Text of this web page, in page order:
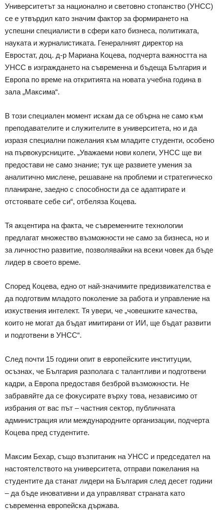
Университетът за национално и световно стопанство (УНСС)
се е утвърдил като значим фактор за формирането на
успешни специалисти в сфери като бизнеса, политиката,
науката и журналистиката. Генералният директор на
Евростат, доц. д-р Мариана Коцева, подчерта важността на
УНСС в изграждането на съвременна и бъдеща България и
Европа по време на откритията на новата учебна година в
зала „Максима“.
В този специален момент искам да се обърна не само към
преподавателите и служителите в университета, но и да
изразя специални пожелания към младите студенти, особено
на първокурсниците. „Уважаеми нови колеги, УНСС ще ви
предостави не само знание; тук ще развиете умения за
аналитично мислене, решаване на проблеми и стратегическо
планиране, заедно с способности да се адаптирате и
отстоявате себе си“, отбеляза Коцева.
Тя акцентира на факта, че съвременните технологии
предлагат множество възможности не само за бизнеса, но и
за личностно развитие, позволявайки на всеки човек да бъде
лидер в своето време.
Според Коцева, едно от най-значимите предизвикателства е
да подготвим младото поколение за работа и управление на
изкуствения интелект. Тя увери, че „човешките качества,
които не могат да бъдат имитирани от ИИ, ще бъдат развити
и подготвени в УНСС“.
След почти 15 години опит в европейските институции,
осъзнах, че България разполага с талантливи и подготвени
кадри, а Европа предоставя безброй възможности. Не
забравяйте да се фокусирате върху това, независимо от
избрания от вас път – частния сектор, публичната
администрация или международните организации, подчерта
Коцева пред студентите.
Максим Бехар, също възпитаник на УНСС и председател на
настоятелството на университета, отправи пожелания на
студентите да станат лидери на България след десет години
– да бъде иновативни и да управляват страната като
съвременна европейска държава.